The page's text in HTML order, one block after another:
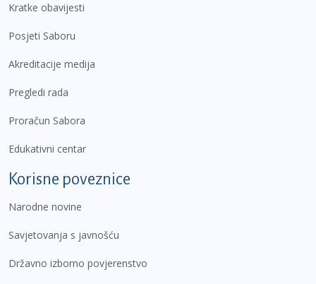
Kratke obavijesti
Posjeti Saboru
Akreditacije medija
Pregledi rada
Proračun Sabora
Edukativni centar
Korisne poveznice
Narodne novine
Savjetovanja s javnošću
Državno izborno povjerenstvo